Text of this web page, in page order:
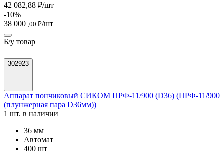
42 082,88 ₽/шт
-10%
38 000 ,00 ₽/шт
Б/у товар
302923
Аппарат пончиковый СИКОМ ПРФ-11/900 (D36) (ПРФ-11/900
(плунжерная пара D36мм))
1 шт. в наличии
36 мм
Автомат
400 шт